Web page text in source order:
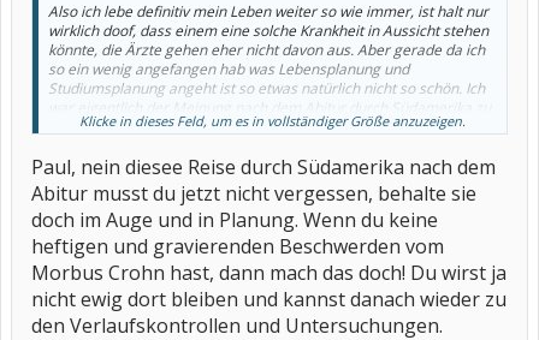
Also ich lebe definitiv mein Leben weiter so wie immer, ist halt nur
wirklich doof, dass einem eine solche Krankheit in Aussicht stehen
könnte, die Ärzte gehen eher nicht davon aus. Aber gerade da ich
so ein wenig angefangen hab was Lebensplanung und
Studiumsplanung angeht ist so etwas natürlich nicht so schön. Ich
war eigentlich der Meinung nach dem Abitur durch Südamerika zu
reisen, aber ich denke, dass ich das nun vergessen kann. Also ich
mal den Ärzten.
Klicke in dieses Feld, um es in vollständiger Größe anzuzeigen.
Paul, nein diesee Reise durch Südamerika nach dem
Abitur musst du jetzt nicht vergessen, behalte sie
doch im Auge und in Planung. Wenn du keine
heftigen und gravierenden Beschwerden vom
Morbus Crohn hast, dann mach das doch! Du wirst ja
nicht ewig dort bleiben und kannst danach wieder zu
den Verlaufskontrollen und Untersuchungen.